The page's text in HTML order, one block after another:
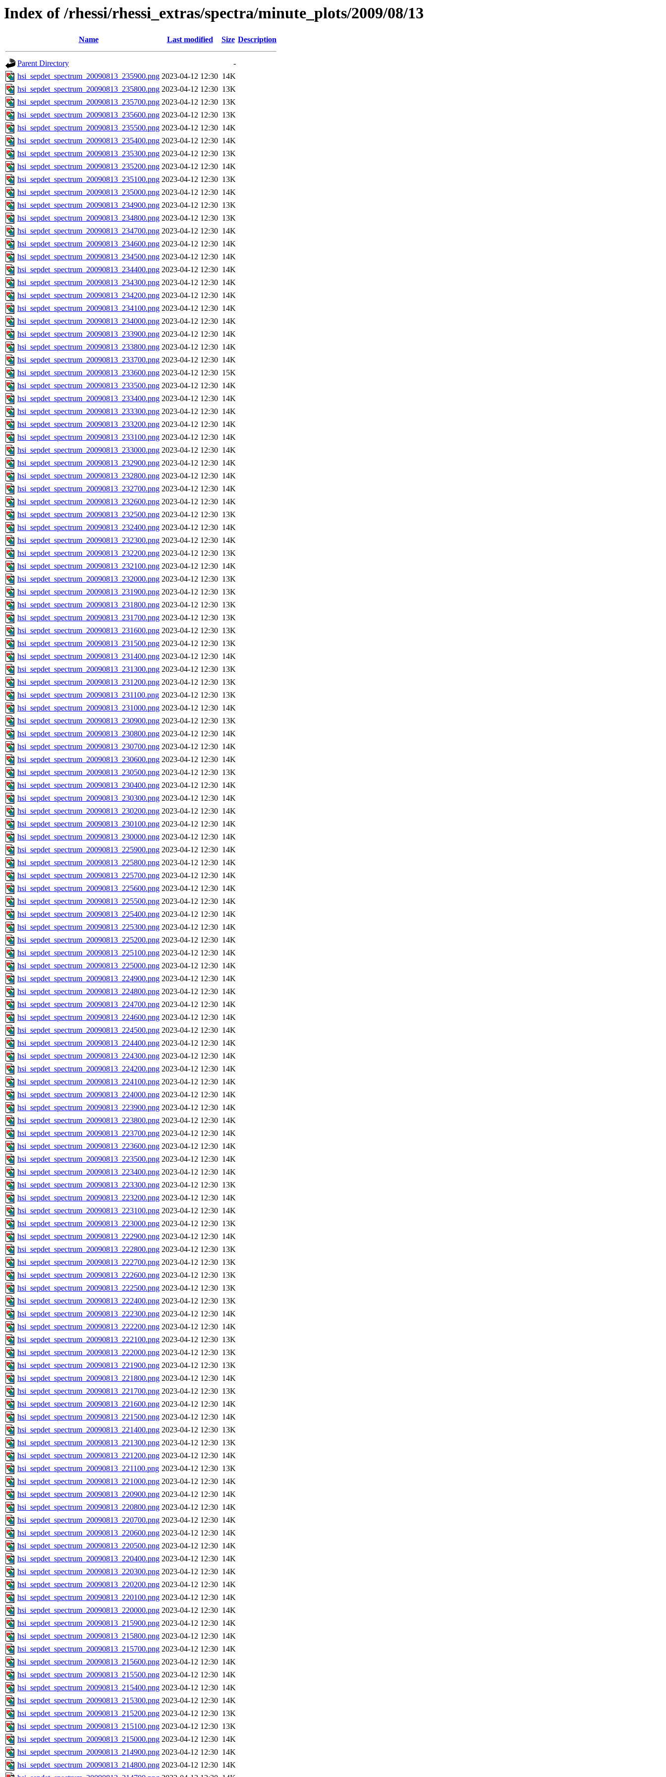
Index of /rhessi/rhessi_extras/spectra/minute_plots/2009/08/13
Name Last modified Size Description
Parent Directory
-
hsi_sepdet_spectrum_20090813_235900.png 2023-04-12 12:30 14K
hsi_sepdet_spectrum_20090813_235800.png 2023-04-12 12:30 13K
hsi_sepdet_spectrum_20090813_235700.png 2023-04-12 12:30 13K
hsi_sepdet_spectrum_20090813_235600.png 2023-04-12 12:30 13K
hsi_sepdet_spectrum_20090813_235500.png 2023-04-12 12:30 14K
hsi_sepdet_spectrum_20090813_235400.png 2023-04-12 12:30 14K
hsi_sepdet_spectrum_20090813_235300.png 2023-04-12 12:30 13K
hsi_sepdet_spectrum_20090813_235200.png 2023-04-12 12:30 14K
hsi_sepdet_spectrum_20090813_235100.png 2023-04-12 12:30 13K
hsi_sepdet_spectrum_20090813_235000.png 2023-04-12 12:30 14K
hsi_sepdet_spectrum_20090813_234900.png 2023-04-12 12:30 13K
hsi_sepdet_spectrum_20090813_234800.png 2023-04-12 12:30 13K
hsi_sepdet_spectrum_20090813_234700.png 2023-04-12 12:30 14K
hsi_sepdet_spectrum_20090813_234600.png 2023-04-12 12:30 14K
hsi_sepdet_spectrum_20090813_234500.png 2023-04-12 12:30 14K
hsi_sepdet_spectrum_20090813_234400.png 2023-04-12 12:30 14K
hsi_sepdet_spectrum_20090813_234300.png 2023-04-12 12:30 14K
hsi_sepdet_spectrum_20090813_234200.png 2023-04-12 12:30 14K
hsi_sepdet_spectrum_20090813_234100.png 2023-04-12 12:30 14K
hsi_sepdet_spectrum_20090813_234000.png 2023-04-12 12:30 14K
hsi_sepdet_spectrum_20090813_233900.png 2023-04-12 12:30 14K
hsi_sepdet_spectrum_20090813_233800.png 2023-04-12 12:30 14K
hsi_sepdet_spectrum_20090813_233700.png 2023-04-12 12:30 14K
hsi_sepdet_spectrum_20090813_233600.png 2023-04-12 12:30 15K
hsi_sepdet_spectrum_20090813_233500.png 2023-04-12 12:30 14K
hsi_sepdet_spectrum_20090813_233400.png 2023-04-12 12:30 14K
hsi_sepdet_spectrum_20090813_233300.png 2023-04-12 12:30 14K
hsi_sepdet_spectrum_20090813_233200.png 2023-04-12 12:30 14K
hsi_sepdet_spectrum_20090813_233100.png 2023-04-12 12:30 14K
hsi_sepdet_spectrum_20090813_233000.png 2023-04-12 12:30 14K
hsi_sepdet_spectrum_20090813_232900.png 2023-04-12 12:30 14K
hsi_sepdet_spectrum_20090813_232800.png 2023-04-12 12:30 14K
hsi_sepdet_spectrum_20090813_232700.png 2023-04-12 12:30 14K
hsi_sepdet_spectrum_20090813_232600.png 2023-04-12 12:30 14K
hsi_sepdet_spectrum_20090813_232500.png 2023-04-12 12:30 13K
hsi_sepdet_spectrum_20090813_232400.png 2023-04-12 12:30 14K
hsi_sepdet_spectrum_20090813_232300.png 2023-04-12 12:30 14K
hsi_sepdet_spectrum_20090813_232200.png 2023-04-12 12:30 13K
hsi_sepdet_spectrum_20090813_232100.png 2023-04-12 12:30 14K
hsi_sepdet_spectrum_20090813_232000.png 2023-04-12 12:30 13K
hsi_sepdet_spectrum_20090813_231900.png 2023-04-12 12:30 13K
hsi_sepdet_spectrum_20090813_231800.png 2023-04-12 12:30 13K
hsi_sepdet_spectrum_20090813_231700.png 2023-04-12 12:30 13K
hsi_sepdet_spectrum_20090813_231600.png 2023-04-12 12:30 13K
hsi_sepdet_spectrum_20090813_231500.png 2023-04-12 12:30 13K
hsi_sepdet_spectrum_20090813_231400.png 2023-04-12 12:30 14K
hsi_sepdet_spectrum_20090813_231300.png 2023-04-12 12:30 13K
hsi_sepdet_spectrum_20090813_231200.png 2023-04-12 12:30 13K
hsi_sepdet_spectrum_20090813_231100.png 2023-04-12 12:30 13K
hsi_sepdet_spectrum_20090813_231000.png 2023-04-12 12:30 14K
hsi_sepdet_spectrum_20090813_230900.png 2023-04-12 12:30 13K
hsi_sepdet_spectrum_20090813_230800.png 2023-04-12 12:30 14K
hsi_sepdet_spectrum_20090813_230700.png 2023-04-12 12:30 14K
hsi_sepdet_spectrum_20090813_230600.png 2023-04-12 12:30 14K
hsi_sepdet_spectrum_20090813_230500.png 2023-04-12 12:30 13K
hsi_sepdet_spectrum_20090813_230400.png 2023-04-12 12:30 14K
hsi_sepdet_spectrum_20090813_230300.png 2023-04-12 12:30 14K
hsi_sepdet_spectrum_20090813_230200.png 2023-04-12 12:30 14K
hsi_sepdet_spectrum_20090813_230100.png 2023-04-12 12:30 14K
hsi_sepdet_spectrum_20090813_230000.png 2023-04-12 12:30 14K
hsi_sepdet_spectrum_20090813_225900.png 2023-04-12 12:30 14K
hsi_sepdet_spectrum_20090813_225800.png 2023-04-12 12:30 14K
hsi_sepdet_spectrum_20090813_225700.png 2023-04-12 12:30 14K
hsi_sepdet_spectrum_20090813_225600.png 2023-04-12 12:30 14K
hsi_sepdet_spectrum_20090813_225500.png 2023-04-12 12:30 14K
hsi_sepdet_spectrum_20090813_225400.png 2023-04-12 12:30 14K
hsi_sepdet_spectrum_20090813_225300.png 2023-04-12 12:30 14K
hsi_sepdet_spectrum_20090813_225200.png 2023-04-12 12:30 14K
hsi_sepdet_spectrum_20090813_225100.png 2023-04-12 12:30 14K
hsi_sepdet_spectrum_20090813_225000.png 2023-04-12 12:30 14K
hsi_sepdet_spectrum_20090813_224900.png 2023-04-12 12:30 14K
hsi_sepdet_spectrum_20090813_224800.png 2023-04-12 12:30 14K
hsi_sepdet_spectrum_20090813_224700.png 2023-04-12 12:30 14K
hsi_sepdet_spectrum_20090813_224600.png 2023-04-12 12:30 14K
hsi_sepdet_spectrum_20090813_224500.png 2023-04-12 12:30 14K
hsi_sepdet_spectrum_20090813_224400.png 2023-04-12 12:30 14K
hsi_sepdet_spectrum_20090813_224300.png 2023-04-12 12:30 14K
hsi_sepdet_spectrum_20090813_224200.png 2023-04-12 12:30 14K
hsi_sepdet_spectrum_20090813_224100.png 2023-04-12 12:30 14K
hsi_sepdet_spectrum_20090813_224000.png 2023-04-12 12:30 14K
hsi_sepdet_spectrum_20090813_223900.png 2023-04-12 12:30 14K
hsi_sepdet_spectrum_20090813_223800.png 2023-04-12 12:30 14K
hsi_sepdet_spectrum_20090813_223700.png 2023-04-12 12:30 14K
hsi_sepdet_spectrum_20090813_223600.png 2023-04-12 12:30 14K
hsi_sepdet_spectrum_20090813_223500.png 2023-04-12 12:30 14K
hsi_sepdet_spectrum_20090813_223400.png 2023-04-12 12:30 14K
hsi_sepdet_spectrum_20090813_223300.png 2023-04-12 12:30 13K
hsi_sepdet_spectrum_20090813_223200.png 2023-04-12 12:30 14K
hsi_sepdet_spectrum_20090813_223100.png 2023-04-12 12:30 14K
hsi_sepdet_spectrum_20090813_223000.png 2023-04-12 12:30 13K
hsi_sepdet_spectrum_20090813_222900.png 2023-04-12 12:30 14K
hsi_sepdet_spectrum_20090813_222800.png 2023-04-12 12:30 13K
hsi_sepdet_spectrum_20090813_222700.png 2023-04-12 12:30 13K
hsi_sepdet_spectrum_20090813_222600.png 2023-04-12 12:30 13K
hsi_sepdet_spectrum_20090813_222500.png 2023-04-12 12:30 13K
hsi_sepdet_spectrum_20090813_222400.png 2023-04-12 12:30 13K
hsi_sepdet_spectrum_20090813_222300.png 2023-04-12 12:30 14K
hsi_sepdet_spectrum_20090813_222200.png 2023-04-12 12:30 14K
hsi_sepdet_spectrum_20090813_222100.png 2023-04-12 12:30 13K
hsi_sepdet_spectrum_20090813_222000.png 2023-04-12 12:30 13K
hsi_sepdet_spectrum_20090813_221900.png 2023-04-12 12:30 13K
hsi_sepdet_spectrum_20090813_221800.png 2023-04-12 12:30 14K
hsi_sepdet_spectrum_20090813_221700.png 2023-04-12 12:30 13K
hsi_sepdet_spectrum_20090813_221600.png 2023-04-12 12:30 14K
hsi_sepdet_spectrum_20090813_221500.png 2023-04-12 12:30 14K
hsi_sepdet_spectrum_20090813_221400.png 2023-04-12 12:30 13K
hsi_sepdet_spectrum_20090813_221300.png 2023-04-12 12:30 13K
hsi_sepdet_spectrum_20090813_221200.png 2023-04-12 12:30 14K
hsi_sepdet_spectrum_20090813_221100.png 2023-04-12 12:30 13K
hsi_sepdet_spectrum_20090813_221000.png 2023-04-12 12:30 14K
hsi_sepdet_spectrum_20090813_220900.png 2023-04-12 12:30 14K
hsi_sepdet_spectrum_20090813_220800.png 2023-04-12 12:30 14K
hsi_sepdet_spectrum_20090813_220700.png 2023-04-12 12:30 14K
hsi_sepdet_spectrum_20090813_220600.png 2023-04-12 12:30 14K
hsi_sepdet_spectrum_20090813_220500.png 2023-04-12 12:30 14K
hsi_sepdet_spectrum_20090813_220400.png 2023-04-12 12:30 14K
hsi_sepdet_spectrum_20090813_220300.png 2023-04-12 12:30 14K
hsi_sepdet_spectrum_20090813_220200.png 2023-04-12 12:30 14K
hsi_sepdet_spectrum_20090813_220100.png 2023-04-12 12:30 14K
hsi_sepdet_spectrum_20090813_220000.png 2023-04-12 12:30 14K
hsi_sepdet_spectrum_20090813_215900.png 2023-04-12 12:30 14K
hsi_sepdet_spectrum_20090813_215800.png 2023-04-12 12:30 14K
hsi_sepdet_spectrum_20090813_215700.png 2023-04-12 12:30 14K
hsi_sepdet_spectrum_20090813_215600.png 2023-04-12 12:30 14K
hsi_sepdet_spectrum_20090813_215500.png 2023-04-12 12:30 14K
hsi_sepdet_spectrum_20090813_215400.png 2023-04-12 12:30 14K
hsi_sepdet_spectrum_20090813_215300.png 2023-04-12 12:30 14K
hsi_sepdet_spectrum_20090813_215200.png 2023-04-12 12:30 13K
hsi_sepdet_spectrum_20090813_215100.png 2023-04-12 12:30 13K
hsi_sepdet_spectrum_20090813_215000.png 2023-04-12 12:30 14K
hsi_sepdet_spectrum_20090813_214900.png 2023-04-12 12:30 14K
hsi_sepdet_spectrum_20090813_214800.png 2023-04-12 12:30 14K